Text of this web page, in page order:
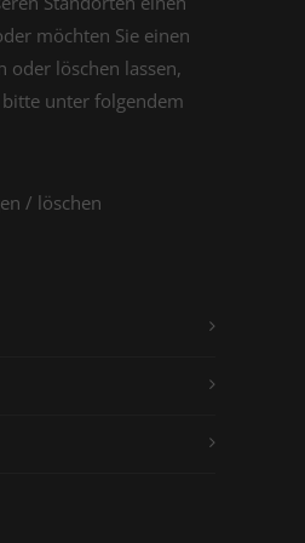
möchten Sie einen
oder löschen lassen,
unter folgendem
/ löschen